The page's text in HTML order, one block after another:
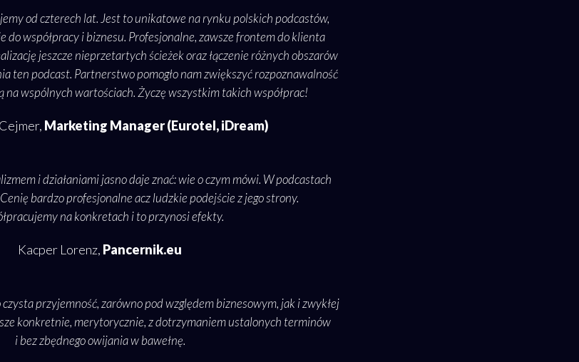
od czterech lat. Jest to unikatowe na rynku polskich podcastów,
do współpracy i biznesu. Profesjonalne, zawsze frontem do klienta
jeszcze nieprzetartych ścieżek oraz łączenie różnych obszarów
ten podcast. Partnerstwo pomogło nam zwiększyć rozpoznawalność
na wspólnych wartościach. Życzę wszystkim takich współprac!
Marketing Manager (Eurotel, iDream)
i działaniami jasno daje znać: wie o czym mówi. W podcastach
bardzo profesjonalne acz ludzkie podejście z jego strony.
na konkretach i to przynosi efekty.
Kacper Lorenz, Pancernik.eu
przyjemność, zarówno pod względem biznesowym, jak i zwykłej
konkretnie, merytorycznie, z dotrzymaniem ustalonych terminów
i bez zbędnego owijania w bawełnę.